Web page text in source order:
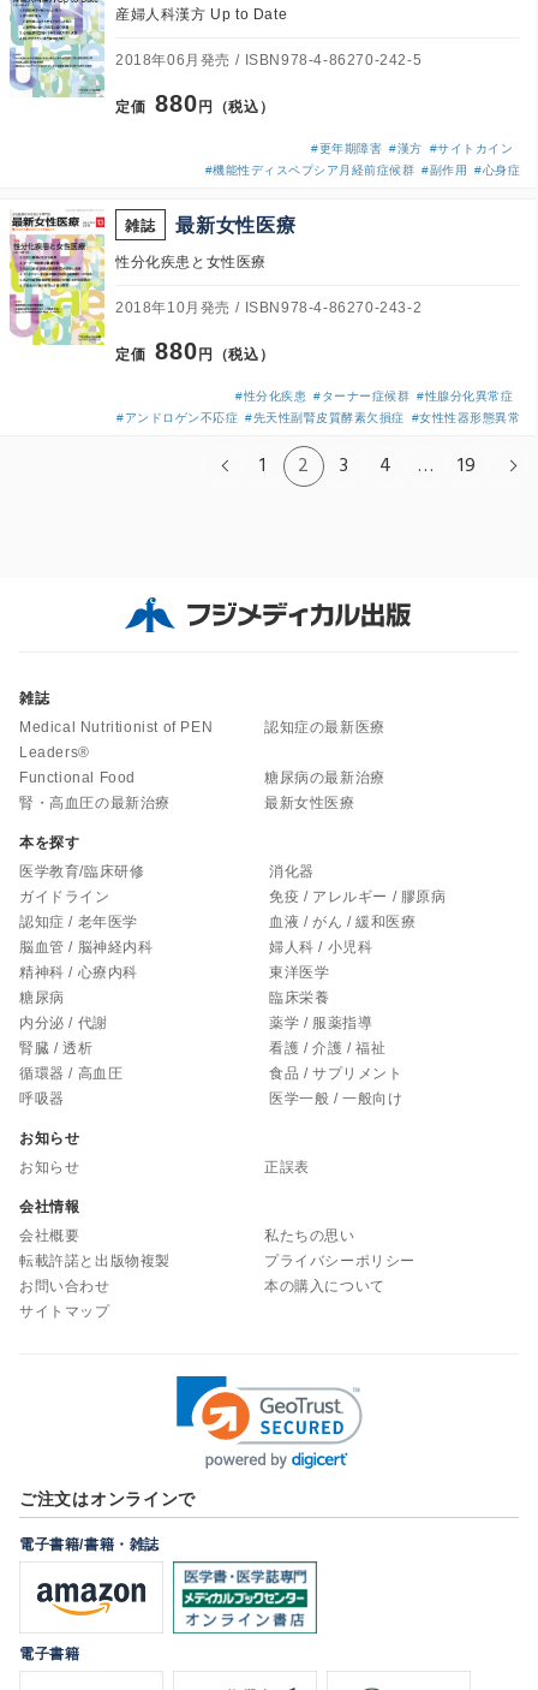
産婦人科漢方 Up to Date
2018年06月発売 ISBN978-4-86270-242-5
定価 880 円（税込）
#更年期障害 #漢方
#サイトカイン
#機能性ディスペプシア月経前症候群 #副作用 #心身症
雑誌 最新女性医療
性分化疾患と女性医療
2018年10月発売 ISBN978-4-86270-243-2
定価 880 円（税込）
#性分化疾患 #ターナー症候群 #性腺分化異常症
#アンドロゲン不応症 #先天性副腎皮質酵素欠損症 #女性性器形態異常
1 2 3 4 … 19
雑誌
Medical Nutritionist of PEN
Leaders®
認知症の最新医療
Functional Food
糖尿病の最新治療
腎・高血圧の最新治療
最新女性医療
本を探す
医学教育/臨床研修
ガイドライン
認知症 / 老年医学
脳血管 / 脳神経内科
精神科 / 心療内科
糖尿病
内分泌 / 代謝
腎臓 / 透析
循環器 / 高血圧
呼吸器
消化器
免疫 / アレルギー / 膠原病
血液 / がん / 緩和医療
婦人科 / 小児科
東洋医学
臨床栄養
薬学 / 服薬指導
看護 / 介護 / 福祉
食品 / サプリメント
医学一般 / 一般向け
お知らせ
お知らせ
正誤表
会社情報
会社概要
私たちの思い
転載許諾と出版物複製
プライバシーポリシー
お問い合わせ
本の購入について
サイトマップ
ご注文はオンラインで
電子書籍/書籍・雑誌
電子書籍